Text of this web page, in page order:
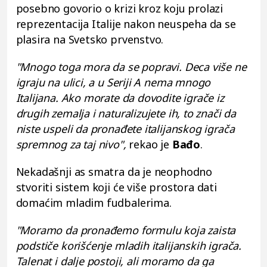
posebno govorio o krizi kroz koju prolazi
reprezentacija Italije nakon neuspeha da se
plasira na Svetsko prvenstvo.
"Mnogo toga mora da se popravi. Deca više ne
igraju na ulici, a u Seriji A nema mnogo
Italijana. Ako morate da dovodite igrače iz
drugih zemalja i naturalizujete ih, to znači da
niste uspeli da pronađete italijanskog igrača
spremnog za taj nivo", rekao je Bađo.
Nekadašnji as smatra da je neophodno
stvoriti sistem koji će više prostora dati
domaćim mladim fudbalerima.
"Moramo da pronađemo formulu koja zaista
podstiče korišćenje mladih italijanskih igrača.
Talenat i dalje postoji, ali moramo da ga